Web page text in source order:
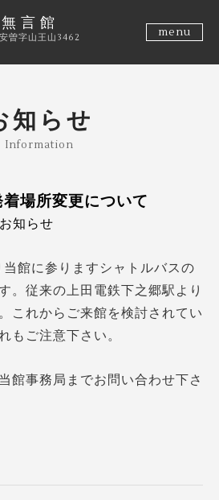
無 言 館
曽字山王山3462
menu
知らせ
Information
場所変更について
お知らせ
館に参りますシャトルバスの
。従来の上田電鉄下之郷駅より
これからご来館を検討されてい
もご注意下さい。
館事務局までお問い合わせ下さ